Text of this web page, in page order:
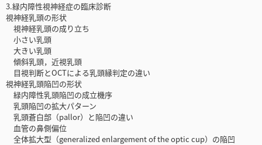
3.緑内障性視神経症の臨床診断
視神経乳頭の形状
視神経乳頭の成り立ち
小さい乳頭
大きい乳頭
傾斜乳頭，近視乳頭
目視判断とOCTによる乳頭縁判定の違い
視神経乳頭陥凹の形状
緑内障性乳頭陥凹の成立機序
乳頭陥凹の拡大パターン
乳頭蒼白部（pallor）と陥凹の違い
血管の鼻側偏位
全体拡大型（generalized enlargement of the optic cup）の陥凹